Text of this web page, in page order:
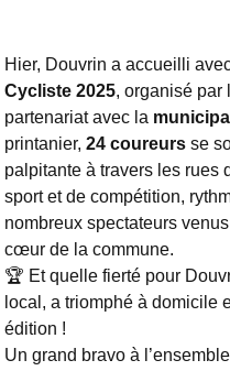
Hier, Douvrin a accueilli
Cycliste 2025, organisé
partenariat avec la
printanier,24 coureurs se
palpitante à travers les rues
sport et de compétition,
nombreux spectateurs
cœur de la commune.
🏆 Et quelle fierté pour
local, a triomphé à domicile
édition !
Un grand bravo à